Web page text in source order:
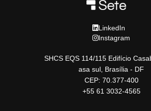
LinkedIn
Instagram
SHCS EQS 114/115 Edifício
asa sul, Brasília - DF
CEP: 70.377-400
+55 61 3032-4565